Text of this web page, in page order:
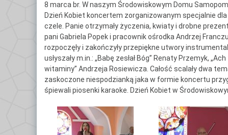
Opaska SOS dla
Polityka
+
8 marca br. W naszym Środowiskowym Domu
Dzień Kobiet koncertem zorganizowanym specjalnie
czele. Panie otrzymały życzenia, kwiaty i drobne
pani Gabriela Popek i pracownik ośrodka Andrzej
rozpoczęły i zakończyły przepiękne utwory
usłyszały m.in.: „Babę zesłał Bóg” Renaty Przemyk,
witaminy” Andrzeja Rosiewicza. Całość scalały dwa
zaskoczone niespodzianką jaka w formie koncertu
śpiewali piosenki karaoke. Dzień Kobiet w